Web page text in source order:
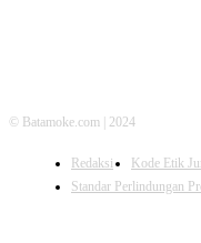
© Batamoke.com | 2024
Redaksi Kode Etik
Standar Perlindungan